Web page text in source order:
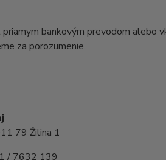
bankovým prevodom alebo
za porozumenie.
79 Žilina 1
/ 7632 139